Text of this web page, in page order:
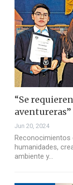
“Se
aventureras”
Jun 20, 2024
Reconocimientos
humanidades,
ambiente y…